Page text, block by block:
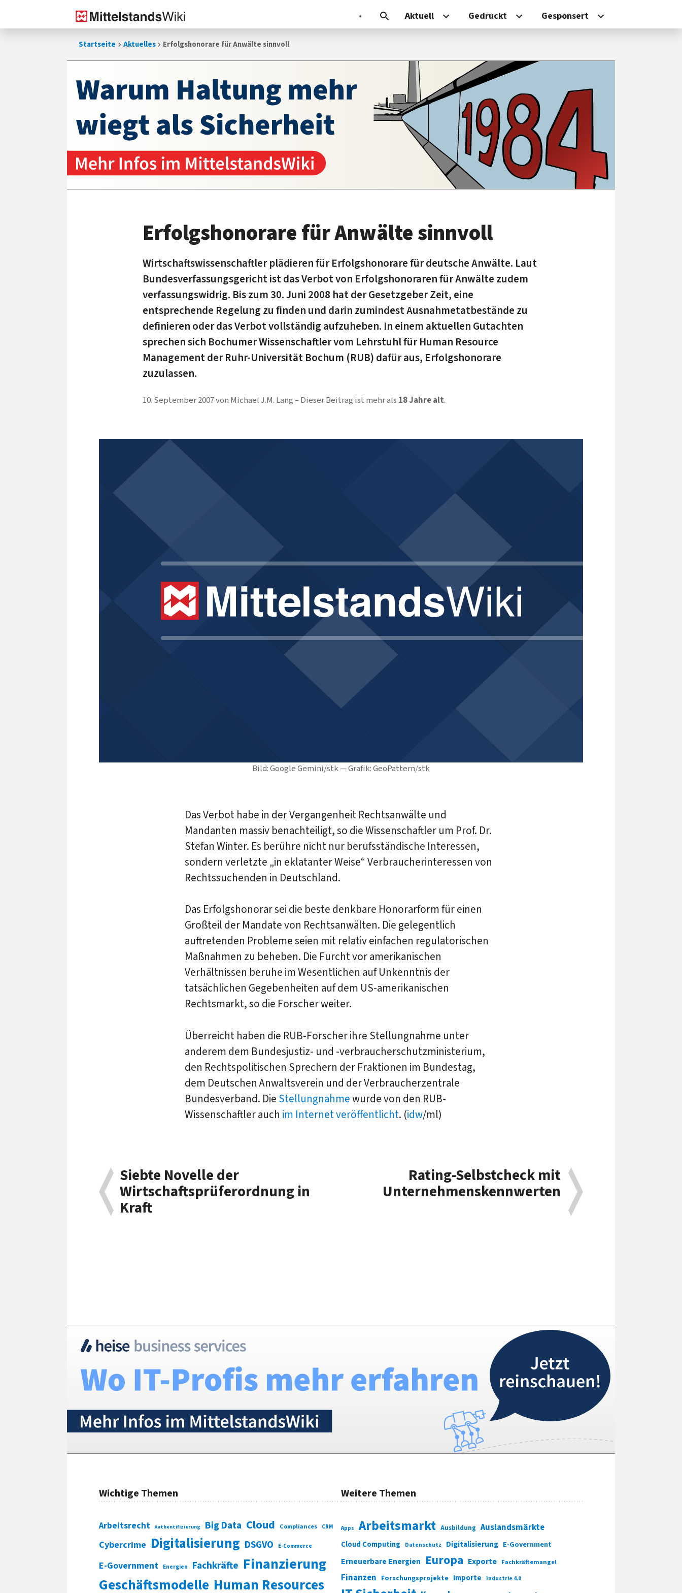
Aktuell Gedruckt Gesponsert
Startseite Aktuelles Erfolgshonorare für Anwälte sinnvoll
Bild: Google Gemini/stk — Grafik: GeoPattern/stk
Erfolgshonorare für Anwälte sinnvoll
Wirtschaftswissenschaftler plädieren für Erfolgshonorare für deutsche Anwälte. Laut
Bundesverfassungsgericht ist das Verbot von Erfolgshonoraren für Anwälte zudem
verfassungswidrig. Bis zum 30. Juni 2008 hat der Gesetzgeber Zeit, eine
entsprechende Regelung zu finden und darin zumindest Ausnahmetatbestände zu
definieren oder das Verbot vollständig aufzuheben. In einem aktuellen Gutachten
sprechen sich Bochumer Wissenschaftler vom Lehrstuhl für Human Resource
Management der Ruhr-Universität Bochum (RUB) dafür aus, Erfolgshonorare
zuzulassen.
10. September 2007von Michael J.M. Lang Dieser Beitrag ist mehr als 18 Jahre alt.
Das Verbot habe in der Vergangenheit Rechtsanwälte und
Mandanten massiv benachteiligt, so die Wissenschaftler um Prof. Dr.
Stefan Winter. Es berühre nicht nur berufsständische Interessen,
sondern verletzte „in eklatanter Weise“ Verbraucherinteressen von
Rechtssuchenden in Deutschland.
Das Erfolgshonorar sei die beste denkbare Honorarform für einen
Großteil der Mandate von Rechtsanwälten. Die gelegentlich
auftretenden Probleme seien mit relativ einfachen regulatorischen
Maßnahmen zu beheben. Die Furcht vor amerikanischen
Verhältnissen beruhe im Wesentlichen auf Unkenntnis der
tatsächlichen Gegebenheiten auf dem US-amerikanischen
Rechtsmarkt, so die Forscher weiter.
Überreicht haben die RUB-Forscher ihre Stellungnahme unter
anderem dem Bundesjustiz- und -verbraucherschutzministerium,
den Rechtspolitischen Sprechern der Fraktionen im Bundestag,
dem Deutschen Anwaltsverein und der Verbraucherzentrale
Bundesverband. Die Stellungnahmewurde von den RUB-
Wissenschaftler auch im Internet veröffentlicht. (idw/ml)
Siebte Novelle der
Wirtschaftsprüferordnung in
Kraft
Rating-Selbstcheck mit
Unternehmenskennwerten
Wichtige Themen
Arbeitsrecht Authentifizierung Big Data Cloud Compliances CRM
Cybercrime Digitalisierung DSGVO E-Commerce
E-Government Energien Fachkräfte Finanzierung
Geschäftsmodelle Human Resources
Weitere Themen
Apps Arbeitsmarkt Ausbildung Auslandsmärkte
Cloud Computing Datenschutz Digitalisierung E-Government
Erneuerbare Energien Europa Exporte Fachkräftemangel
Finanzen Forschungsprojekte Importe Industrie 4.0